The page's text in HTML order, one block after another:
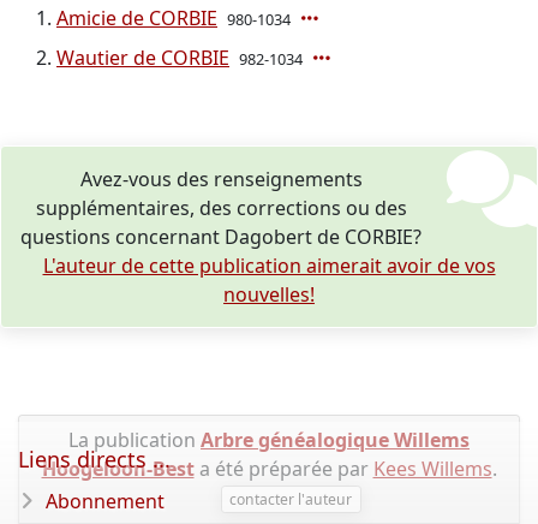
Amicie de CORBIE 980-1034
Wautier de CORBIE 982-1034
Avez-vous des renseignements
supplémentaires, des corrections ou des
questions concernant Dagobert de CORBIE?
L'auteur de cette publication aimerait avoir de vos
nouvelles!
La publication Arbre généalogique Willems
Hoogeloon-Besta été préparée par Kees Willems.
contacter l'auteur
Liens directs ...
Abonnement